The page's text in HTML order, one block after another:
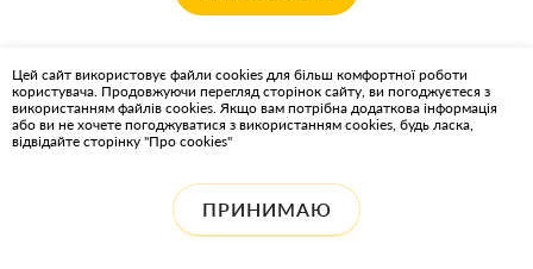
КАРТА САЙТА
Цей сайт використовує файли cookies для більш комфортної роботи
користувача. Продовжуючи перегляд сторінок сайту, ви погоджуєтеся з
використанням файлів cookies. Якщо вам потрібна додаткова інформація
або ви не хочете погоджуватися з використанням cookies, будь ласка,
відвідайте сторінку "Про cookies"
ПРИНИМАЮ